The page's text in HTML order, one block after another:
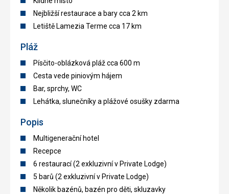
Nejbližší restaurace a bary cca 2 km
Letiště Lamezia Terme cca 17 km
Pláž
Písčito-oblázková pláž cca 600 m
Cesta vede piniovým hájem
Bar, sprchy, WC
Lehátka, slunečníky a plážové osušky zdarma
Popis
Multigenerační hotel
Recepce
6 restaurací (2 exkluzivní v Private Lodge)
5 barů (2 exkluzivní v Private Lodge)
Několik bazénů, bazén pro děti, skluzavky